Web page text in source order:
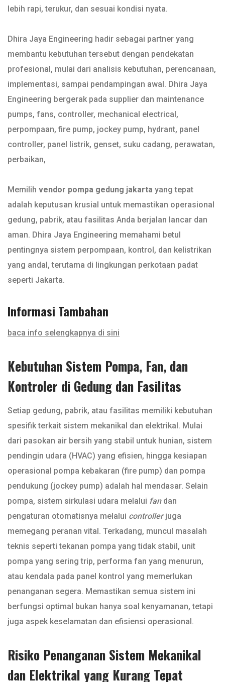
lebih rapi, terukur, dan sesuai kondisi nyata.
Dhira Jaya Engineering hadir sebagai partner yang
membantu kebutuhan tersebut dengan pendekatan
profesional, mulai dari analisis kebutuhan, perencanaan,
implementasi, sampai pendampingan awal. Dhira Jaya
Engineering bergerak pada supplier dan maintenance
pumps, fans, controller, mechanical electrical,
perpompaan, fire pump, jockey pump, hydrant, panel
controller, panel listrik, genset, suku cadang, perawatan,
perbaikan,
Memilih vendor pompa gedung jakarta yang tepat
adalah keputusan krusial untuk memastikan operasional
gedung, pabrik, atau fasilitas Anda berjalan lancar dan
aman. Dhira Jaya Engineering memahami betul
pentingnya sistem perpompaan, kontrol, dan kelistrikan
yang andal, terutama di lingkungan perkotaan padat
seperti Jakarta.
Informasi Tambahan
baca info selengkapnya di sini
Kebutuhan Sistem Pompa, Fan, dan
Kontroler di Gedung dan Fasilitas
Setiap gedung, pabrik, atau fasilitas memiliki kebutuhan
spesifik terkait sistem mekanikal dan elektrikal. Mulai
dari pasokan air bersih yang stabil untuk hunian, sistem
pendingin udara (HVAC) yang efisien, hingga kesiapan
operasional pompa kebakaran (fire pump) dan pompa
pendukung (jockey pump) adalah hal mendasar. Selain
pompa, sistem sirkulasi udara melalui fandan
pengaturan otomatisnya melalui controllerjuga
memegang peranan vital. Terkadang, muncul masalah
teknis seperti tekanan pompa yang tidak stabil, unit
pompa yang sering trip, performa fan yang menurun,
atau kendala pada panel kontrol yang memerlukan
penanganan segera. Memastikan semua sistem ini
berfungsi optimal bukan hanya soal kenyamanan, tetapi
juga aspek keselamatan dan efisiensi operasional.
Risiko Penanganan Sistem Mekanikal
dan Elektrikal yang Kurang Tepat